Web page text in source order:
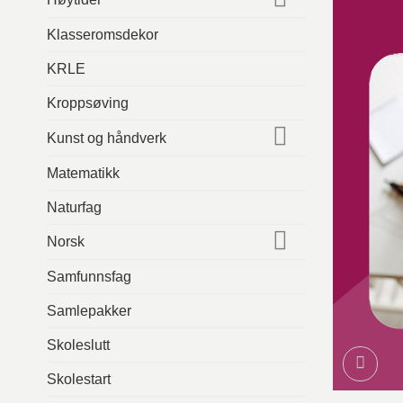
Klasseromsdekor
KRLE
Kroppsøving
Kunst og håndverk
Matematikk
Naturfag
Norsk
Samfunnsfag
Samlepakker
Skoleslutt
Skolestart